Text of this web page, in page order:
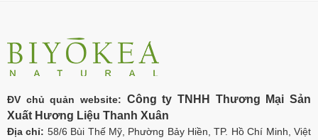
ĐV chủ quản website: Công ty TNHH Thương Mại Sản
Xuất Hương Liệu Thanh Xuân
Địa chỉ: 58/6 Bùi Thế Mỹ, Phường Bảy Hiền, TP. Hồ Chí Minh, Việt